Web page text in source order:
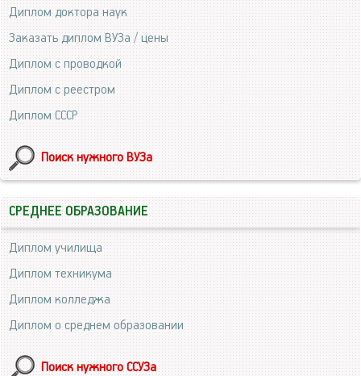
Диплом доктора наук
Заказать диплом ВУЗа / цены
Диплом с проводкой
Диплом с реестром
Диплом СССР
Поиск нужного ВУЗа
СРЕДНЕЕ ОБРАЗОВАНИЕ
Диплом училища
Диплом техникума
Диплом колледжа
Диплом о среднем образовании
Поиск нужного ССУЗа